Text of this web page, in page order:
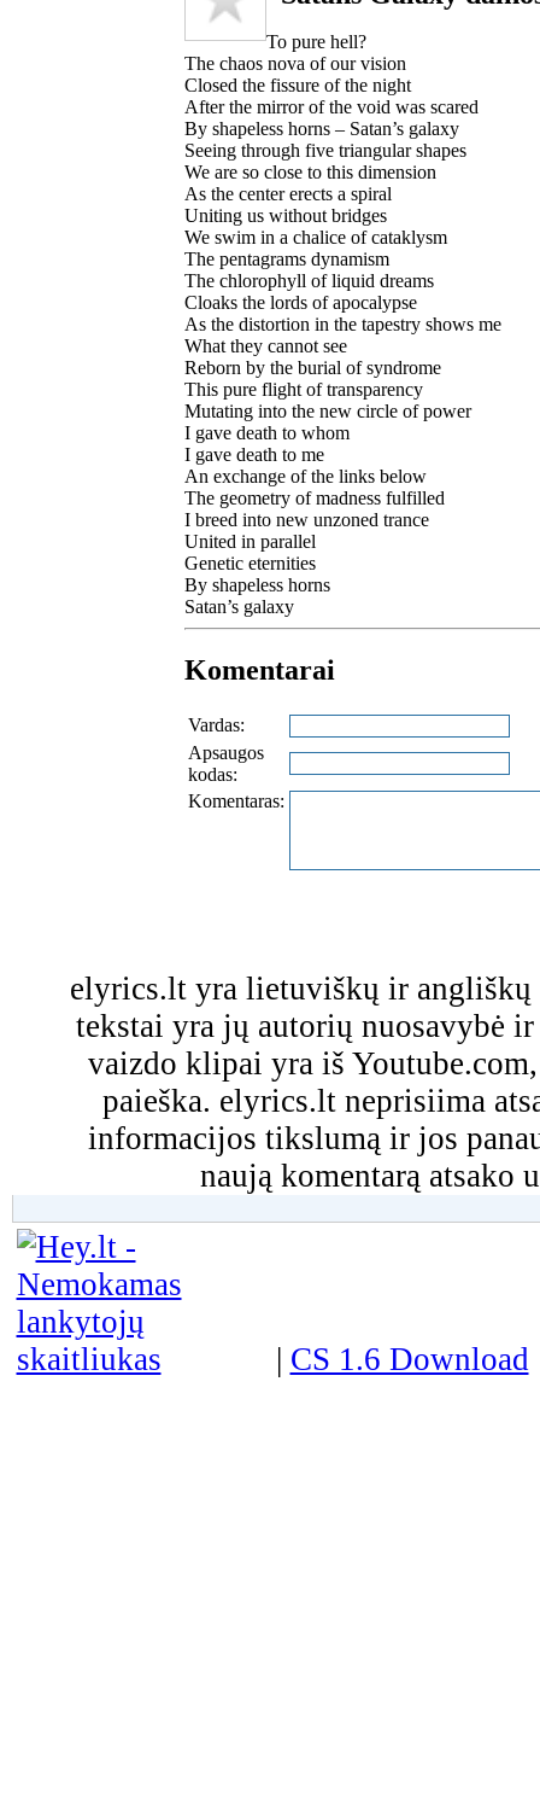
To pure hell?
The chaos nova of our vision
Closed the fissure of the night
After the mirror of the void was scared
By shapeless horns – Satan’s galaxy
Seeing through five triangular shapes
We are so close to this dimension
As the center erects a spiral
Uniting us without bridges
We swim in a chalice of cataklysm
The pentagrams dynamism
The chlorophyll of liquid dreams
Cloaks the lords of apocalypse
As the distortion in the tapestry shows me
What they cannot see
Reborn by the burial of syndrome
This pure flight of transparency
Mutating into the new circle of power
I gave death to whom
I gave death to me
An exchange of the links below
The geometry of madness fulfilled
I breed into new unzoned trance
United in parallel
Genetic eternities
By shapeless horns
Satan’s galaxy
Komentarai
Vardas:
Apsaugos
kodas:
Komentaras:
elyrics.lt yra lietuviškų ir angliškų
tekstai yra jų autorių nuosavybė
vaizdo klipai yra iš
paieška. elyrics.lt neprisiima
informacijos tikslumą ir jos
naują komentarą atsako
| CS 1.6 Download